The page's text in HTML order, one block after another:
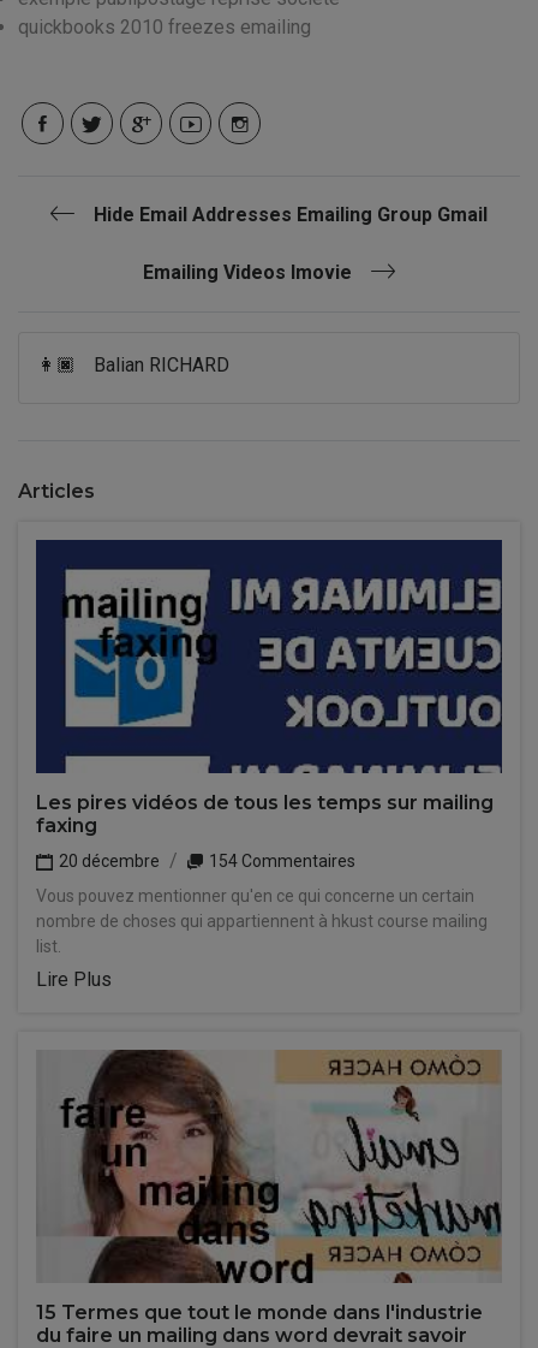
quickbooks 2010 freezes emailing
Hide Email Addresses Emailing Group Gmail
Emailing Videos Imovie
👩🏿 Balian RICHARD
Articles
Les pires vidéos de tous les temps sur mailing
faxing
20 décembre
154 Commentaires
Vous pouvez mentionner qu'en ce qui concerne un certain
nombre de choses qui appartiennent à hkust course mailing
list.
Lire Plus
15 Termes que tout le monde dans l'industrie
du faire un mailing dans word devrait savoir